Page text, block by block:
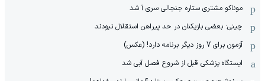
موناکو مشتری ستاره جنجالی سری آ شد
چینی: بعضی بازیکنان در حد پیراهن استقلال نبودند
آزمون برای 7 روز دیگر برنامه دارد! (عکس)
ایستگاه پزشکی قبل از شروع فصل آبی شد